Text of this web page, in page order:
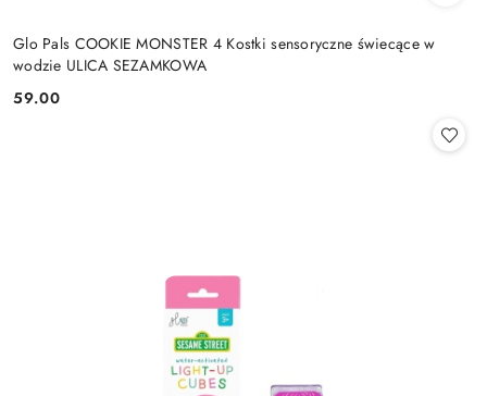
Glo Pals COOKIE MONSTER 4 Kostki sensoryczne świecące w
wodzie ULICA SEZAMKOWA
Cena:
59.00